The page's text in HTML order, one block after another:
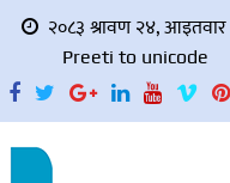
२०८३ श्रावण २४, आइतवार
Preeti to unicode